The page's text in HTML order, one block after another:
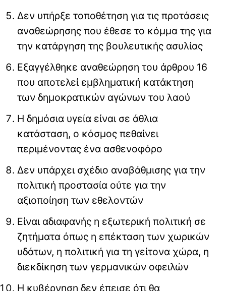
Δεν υπήρξε τοποθέτηση για τις προτάσεις
αναθεώρησης που έθεσε το κόμμα της για
την κατάργηση της βουλευτικής ασυλίας
Εξαγγέλθηκε αναθεώρηση του άρθρου 16
που αποτελεί εμβληματική κατάκτηση
των δημοκρατικών αγώνων του λαού
Η δημόσια υγεία είναι σε άθλια
κατάσταση, ο κόσμος πεθαίνει
περιμένοντας ένα ασθενοφόρο
Δεν υπάρχει σχέδιο αναβάθμισης για την
πολιτική προστασία ούτε για την
αξιοποίηση των εθελοντών
Είναι αδιαφανής η εξωτερική πολιτική σε
ζητήματα όπως η επέκταση των χωρικών
υδάτων, η πολιτική για τη γείτονα χώρα, η
διεκδίκηση των γερμανικών οφειλών
Η κυβέρνηση δεν έπεισε ότι θα